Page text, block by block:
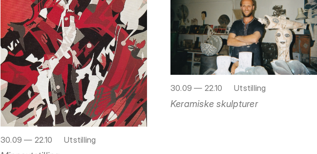
30.09 — 22.10 Utstilling
30.09 — 22.10 Utstilling
Keramiske skulpturer